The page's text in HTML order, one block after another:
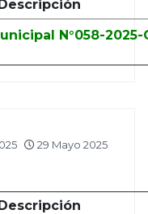
Descripción
N°058-2025-
29 Mayo 2025